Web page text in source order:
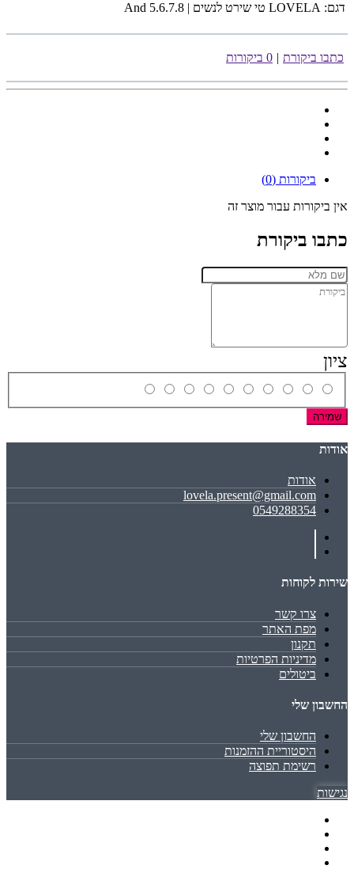
דגם: LOVELA טי שירט לנשים | And 5.6.7.8
כתבו ביקורת | 0 ביקורות
ביקורות (0)
אין ביקורות עבור מוצר זה
כתבו ביקורת
ציון
שמירה
אודות
אודות
lovela.present@gmail.com
0549288354
שירות לקוחות
צרו קשר
מפת האתר
תקנון
מדיניות הפרטיות
ביטולים
החשבון שלי
החשבון שלי
היסטוריית ההזמנות
רשימת תפוצה
נגישות